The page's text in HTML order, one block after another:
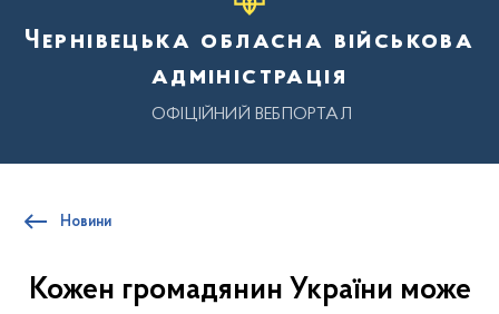
Чернівецька обласна військова
адміністрація
ОФІЦІЙНИЙ ВЕБПОРТАЛ
Новини
Кожен громадянин України може